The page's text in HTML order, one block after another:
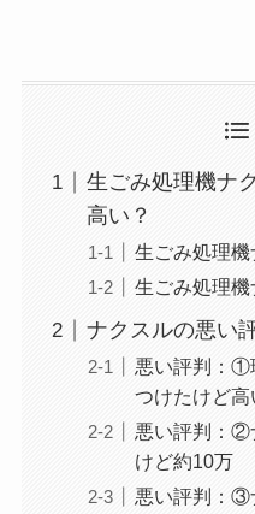
生ごみ処理機ナ
高い？
生ごみ処理機
生ごみ処理機
ナクスルの悪い
悪い評判：①
つけたけど高
悪い評判：②
けど約10万
悪い評判：③